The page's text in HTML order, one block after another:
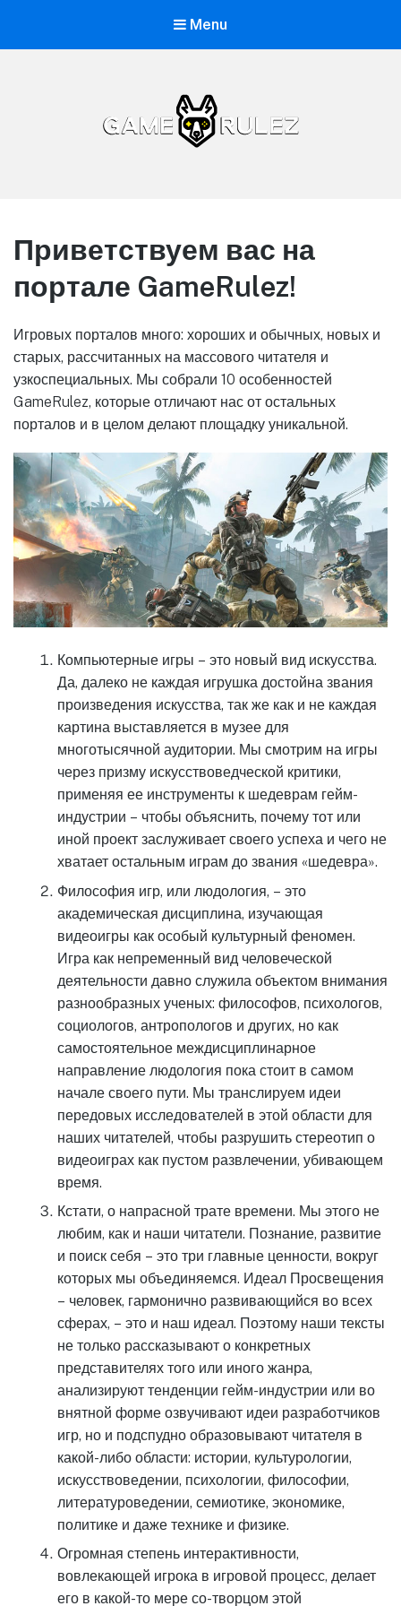
Menu
Приветствуем вас на
портале GameRulez!
Игровых порталов много: хороших и обычных, новых и
старых, рассчитанных на массового читателя и
узкоспециальных. Мы собрали 10 особенностей
GameRulez, которые отличают нас от остальных
порталов и в целом делают площадку уникальной.
Компьютерные игры – это новый вид искусства.
Да, далеко не каждая игрушка достойна звания
произведения искусства, так же как и не каждая
картина выставляется в музее для
многотысячной аудитории. Мы смотрим на игры
через призму искусствоведческой критики,
применяя ее инструменты к шедеврам гейм-
индустрии – чтобы объяснить, почему тот или
иной проект заслуживает своего успеха и чего не
хватает остальным играм до звания «шедевра».
Философия игр, или людология, – это
академическая дисциплина, изучающая
видеоигры как особый культурный феномен.
Игра как непременный вид человеческой
деятельности давно служила объектом внимания
разнообразных ученых: философов, психологов,
социологов, антропологов и других, но как
самостоятельное междисциплинарное
направление людология пока стоит в самом
начале своего пути. Мы транслируем идеи
передовых исследователей в этой области для
наших читателей, чтобы разрушить стереотип о
видеоиграх как пустом развлечении, убивающем
время.
Кстати, о напрасной трате времени. Мы этого не
любим, как и наши читатели. Познание, развитие
и поиск себя – это три главные ценности, вокруг
которых мы объединяемся. Идеал Просвещения
– человек, гармонично развивающийся во всех
сферах, – это и наш идеал. Поэтому наши тексты
не только рассказывают о конкретных
представителях того или иного жанра,
анализируют тенденции гейм-индустрии или во
внятной форме озвучивают идеи разработчиков
игр, но и подспудно образовывают читателя в
какой-либо области: истории, культурологии,
искусствоведении, психологии, философии,
литературоведении, семиотике, экономике,
политике и даже технике и физике.
Огромная степень интерактивности,
вовлекающей игрока в игровой процесс, делает
его в какой-то мере со-творцом этой